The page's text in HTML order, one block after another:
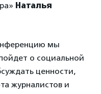
Наталья
мы
о социальной
ценности,
журналистов и